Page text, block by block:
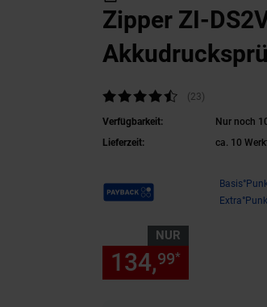
Zipper ZI-
Kundenbewertung: 4,57 von 5 Sternen
(23)
Verfügbarkeit:
Nur noch
Lieferzeit:
ca. 10
Payback Punkte
NUR
134,99*